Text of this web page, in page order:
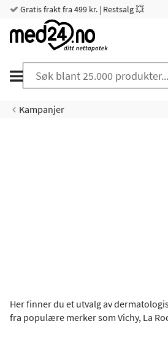
Gratis frakt fra 499 kr. | Restsalg 💥
Kampanjer
Her finner du et utvalg av
fra populære merker som Vichy, La